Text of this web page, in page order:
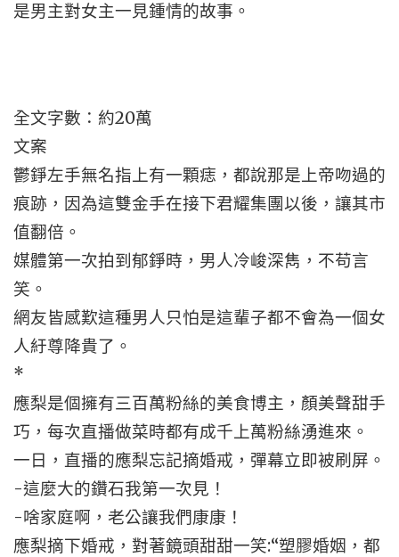
是男主對女主一見鍾情的故事。
全文字數：約20萬
文案
鬱錚左手無名指上有一顆痣，都說那是上帝吻過的
痕跡，因為這雙金手在接下君耀集團以後，讓其市
值翻倍。
媒體第一次拍到郁錚時，男人冷峻深雋，不苟言
笑。
網友皆感歎這種男人只怕是這輩子都不會為一個女
人紆尊降貴了。
*
應梨是個擁有三百萬粉絲的美食博主，顏美聲甜手
巧，每次直播做菜時都有成千上萬粉絲湧進來。
一日，直播的應梨忘記摘婚戒，彈幕立即被刷屏。
-這麼大的鑽石我第一次見！
-啥家庭啊，老公讓我們康康！
應梨摘下婚戒，對著鏡頭甜甜一笑:“塑膠婚姻，都